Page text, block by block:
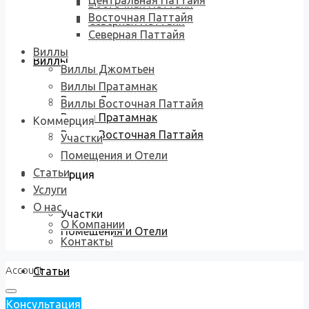
Восточная Паттайя
Северная Паттайя
Виллы
Виллы Джомтьен
Виллы Пратамнак
Виллы Восточная Паттайя
Коммерция
Участки
Помещения и Отели
Статьи
Восточная Паттайя
Северная Паттайя
Виллы
Виллы Джомтьен
Виллы Пратамнак
Виллы Восточная Паттайя
Коммерция
Участки
Помещения и Отели
Статьи
Услуги
О нас
О Компании
Контакты
Account
Консультация